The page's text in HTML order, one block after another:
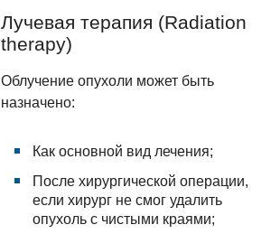
Лучевая терапия (Radiation
therapy)
Облучение опухоли может быть
назначено:
Как основной вид лечения;
После хирургической операции,
если хирург не смог удалить
опухоль с чистыми краями;